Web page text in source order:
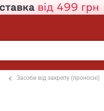
Засоби від закрепу (проносні)